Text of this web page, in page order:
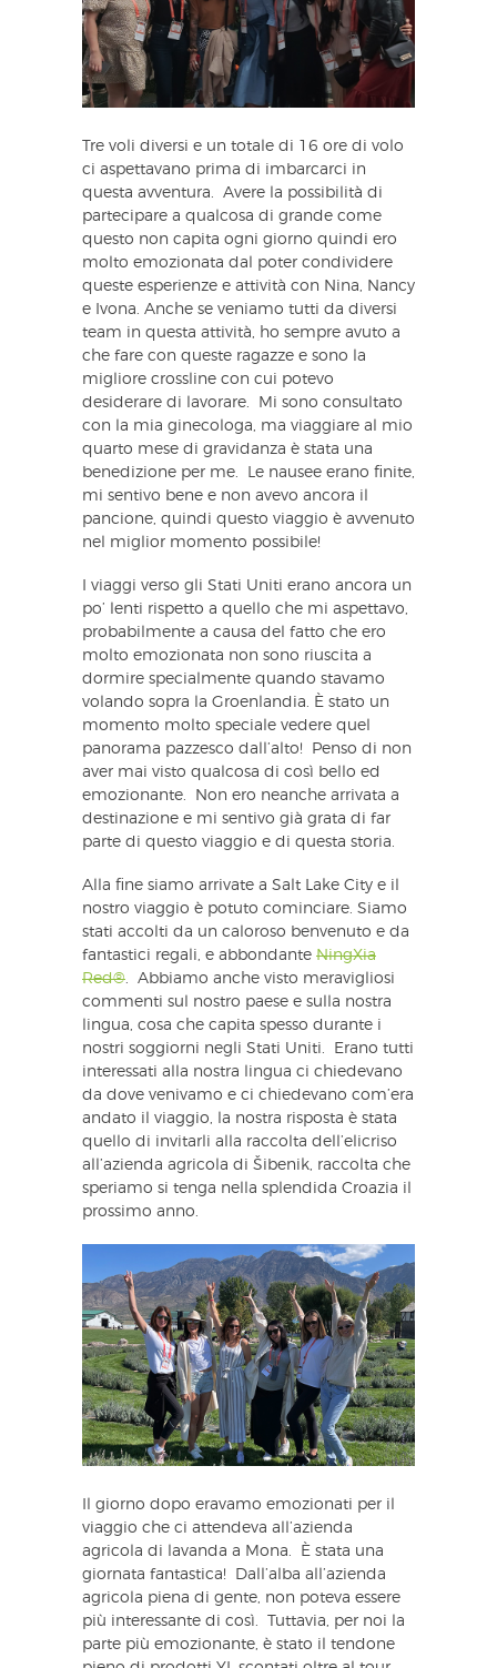
Tre voli diversi e un totale di 16 ore di volo
ci aspettavano prima di imbarcarci in
questa avventura. Avere la possibilità di
partecipare a qualcosa di grande come
questo non capita ogni giorno quindi ero
molto emozionata dal poter condividere
queste esperienze e attività con Nina, Nancy
e Ivona. Anche se veniamo tutti da diversi
team in questa attività, ho sempre avuto a
che fare con queste ragazze e sono la
migliore crossline con cui potevo
desiderare di lavorare. Mi sono consultato
con la mia ginecologa, ma viaggiare al mio
quarto mese di gravidanza è stata una
benedizione per me. Le nausee erano finite,
mi sentivo bene e non avevo ancora il
pancione, quindi questo viaggio è avvenuto
nel miglior momento possibile!
I viaggi verso gli Stati Uniti erano ancora un
po’ lenti rispetto a quello che mi aspettavo,
probabilmente a causa del fatto che ero
molto emozionata non sono riuscita a
dormire specialmente quando stavamo
volando sopra la Groenlandia. È stato un
momento molto speciale vedere quel
panorama pazzesco dall’alto! Penso di non
aver mai visto qualcosa di così bello ed
emozionante. Non ero neanche arrivata a
destinazione e mi sentivo già grata di far
parte di questo viaggio e di questa storia.
Alla fine siamo arrivate a Salt Lake City e il
nostro viaggio è potuto cominciare. Siamo
stati accolti da un caloroso benvenuto e da
fantastici regali, e abbondante NingXia
Red®. Abbiamo anche visto meravigliosi
commenti sul nostro paese e sulla nostra
lingua, cosa che capita spesso durante i
nostri soggiorni negli Stati Uniti. Erano tutti
interessati alla nostra lingua ci chiedevano
da dove venivamo e ci chiedevano com’era
andato il viaggio, la nostra risposta è stata
quello di invitarli alla raccolta dell’elicriso
all’azienda agricola di Šibenik, raccolta che
speriamo si tenga nella splendida Croazia il
prossimo anno.
Il giorno dopo eravamo emozionati per il
viaggio che ci attendeva all’azienda
agricola di lavanda a Mona. È stata una
giornata fantastica! Dall’alba all’azienda
agricola piena di gente, non poteva essere
più interessante di così. Tuttavia, per noi la
parte più emozionante, è stato il tendone